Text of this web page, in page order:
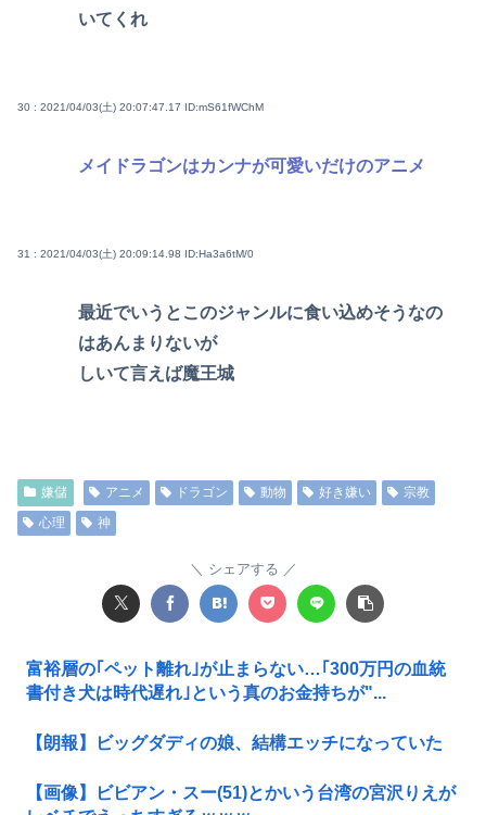
いてくれ
30 : 2021/04/03(土) 20:07:47.17 ID:mS61fWChM
メイドラゴンはカンナが可愛いだけのアニメ
31 : 2021/04/03(土) 20:09:14.98 ID:Ha3a6tM/0
最近でいうとこのジャンルに食い込めそうなの
はあんまりないが
しいて言えば魔王城
嫌儲 アニメ ドラゴン 動物 好き嫌い
宗教
心理
神
シェアする
富裕層の｢ペット離れ｣が止まらない…｢300万円の血統
書付き犬は時代遅れ｣という真のお金持ちが"...
【朗報】ビッグダディの娘、結構エッチになっていた
【画像】ビビアン・スー(51)とかいう台湾の宮沢りえが